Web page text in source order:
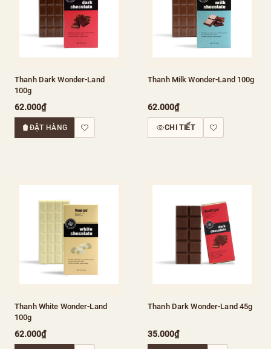
Thanh Dark Wonder-Land
100g
62.000₫
ĐẶT HÀNG
Thanh Milk Wonder-Land 100g
62.000₫
CHI TIẾT
Thanh White Wonder-Land
100g
62.000₫
Thanh Dark Wonder-Land 45g
35.000₫